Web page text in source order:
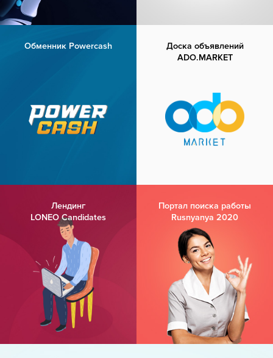
Обменник Powercash
Доска объявлений
ADO.MARKET
Лендинг
LONEO Candidates
Портал поиска работы
Rusnyanya 2020